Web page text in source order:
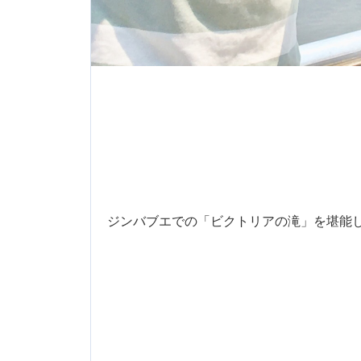
ジンバブエでの「ビクトリアの滝」を堪能